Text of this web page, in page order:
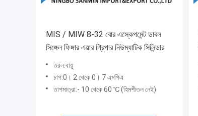
MIS / MIW 8-32 বোর এস্কেপমেন্ট ডাবল
সিঙ্গেল ফিঙ্গার এয়ার গ্রিপার নিউম্যাটিক সিলিন্ডার
তরল:বায়ু
চাপ:0। 2 থেকে 0। 7 এমপিএ
তাপমাত্রা:- 10 থেকে 60 ℃ (হিমশীতল নেই)